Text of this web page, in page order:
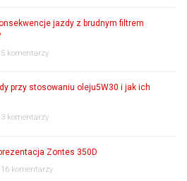
jazdy z brudnym filtrem
5 komentarzy
przy stosowaniu oleju5W30 i jak ich
3 komentarzy
Zontes 350D
16 komentarzy